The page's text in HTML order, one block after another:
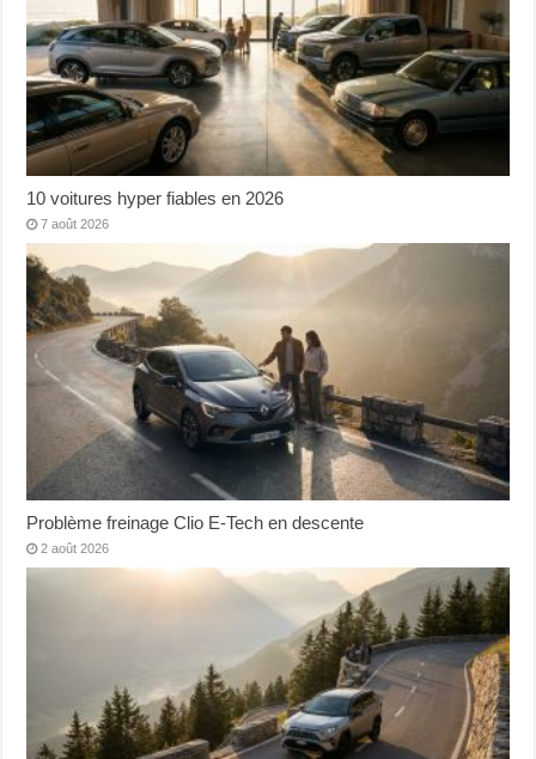
10 voitures hyper fiables en 2026
7 août 2026
Problème freinage Clio E-Tech en descente
2 août 2026